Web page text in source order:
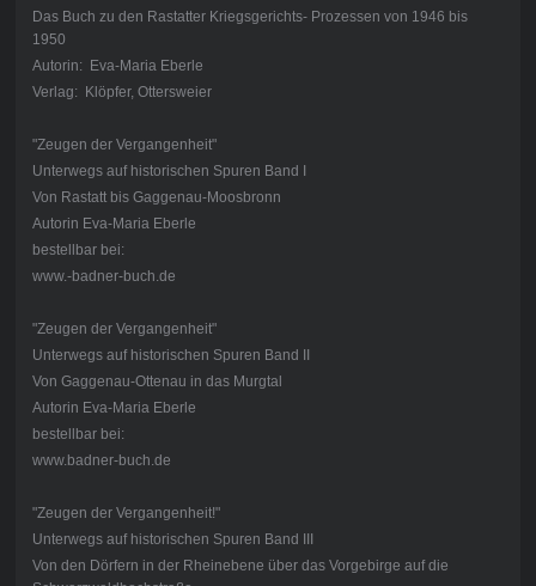
Das Buch zu den Rastatter Kriegsgerichts- Prozessen von 1946 bis
1950
Autorin: Eva-Maria Eberle
Verlag: Klöpfer, Ottersweier
"Zeugen der Vergangenheit"
Unterwegs auf historischen Spuren Band I
Von Rastatt bis Gaggenau-Moosbronn
Autorin Eva-Maria Eberle
bestellbar bei:
www.-badner-buch.de
"Zeugen der Vergangenheit"
Unterwegs auf historischen Spuren Band II
Von Gaggenau-Ottenau in das Murgtal
Autorin Eva-Maria Eberle
bestellbar bei:
www.badner-buch.de
"Zeugen der Vergangenheit!"
Unterwegs auf historischen Spuren Band III
Von den Dörfern in der Rheinebene über das Vorgebirge auf die